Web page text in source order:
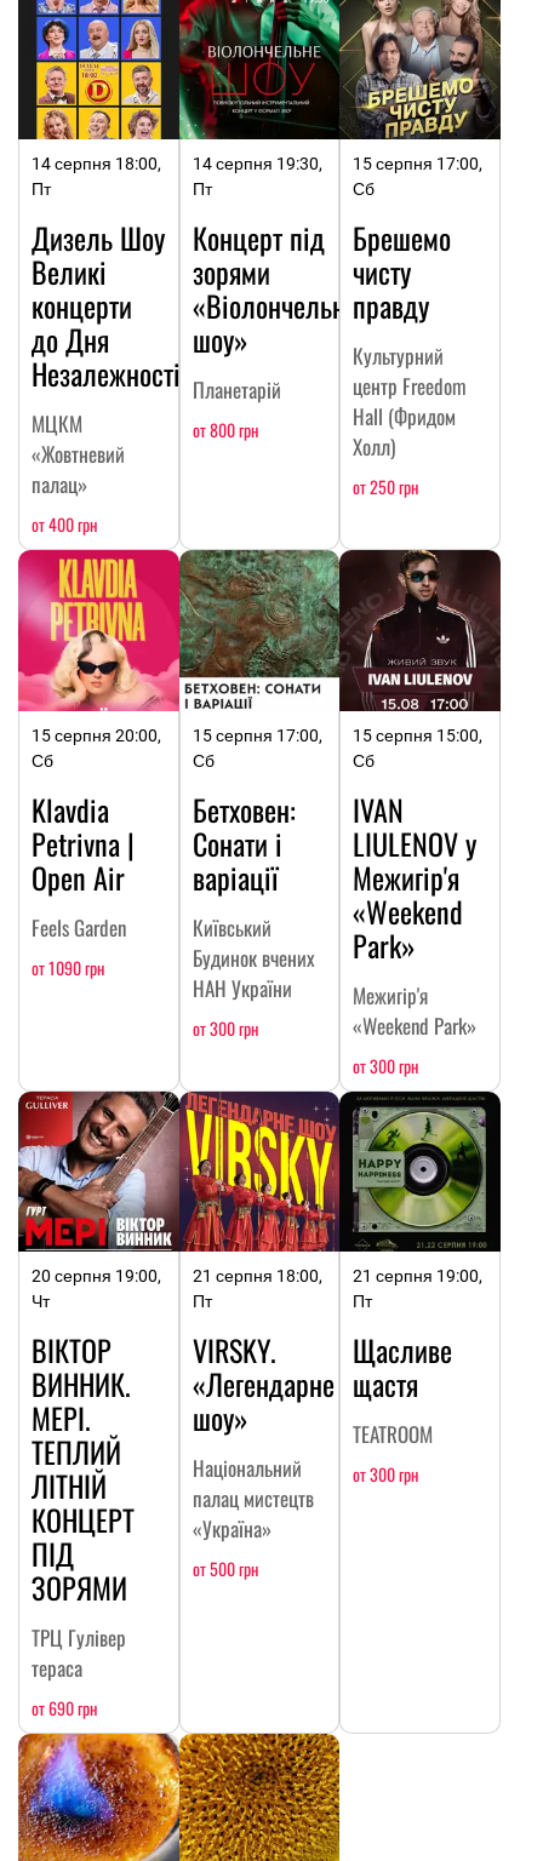
14 серпня 18:00,
Пт
Дизель Шоу
Великі
концерти
до Дня
Незалежності
МЦКМ
«Жовтневий
палац»
от 400 грн
14 серпня 19:30,
Пт
Концерт під
зорями
«Віолончельне
шоу»
Планетарій
от 800 грн
15 серпня 17:00,
Сб
Брешемо
чисту
правду
Культурний
центр Freedom
Hall (Фридом
Холл)
от 250 грн
15 серпня 20:00,
Сб
Klavdia
Petrivna |
Open Air
Feels Garden
от 1090 грн
15 серпня 17:00,
Сб
Бетховен:
Сонати і
варіації
Київський
Будинок вчених
НАН України
от 300 грн
15 серпня 15:00,
Сб
IVAN
LIULENOV у
Межигір'я
«Weekend
Park»
Межигір'я
«Weekend Park»
от 300 грн
20 серпня 19:00,
Чт
ВІКТОР
ВИННИК.
МЕРІ.
ТЕПЛИЙ
ЛІТНІЙ
КОНЦЕРТ
ПІД
ЗОРЯМИ
ТРЦ Гулівер
тераса
от 690 грн
21 серпня 18:00,
Пт
VIRSKY.
«Легендарне
шоу»
Національний
палац мистецтв
«Україна»
от 500 грн
21 серпня 19:00,
Пт
Щасливе
щастя
TEATROOM
от 300 грн